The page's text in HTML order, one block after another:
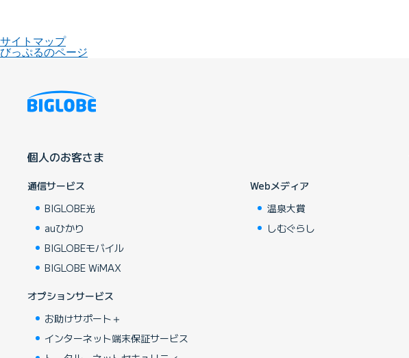
サイトマップ
びっぷるのページ
個人のお客さま
通信サービス
BIGLOBE光
auひかり
BIGLOBEモバイル
BIGLOBE WiMAX
オプションサービス
お助けサポート＋
インターネット端末保証サービス
Webメディア
温泉大賞
しむぐらし